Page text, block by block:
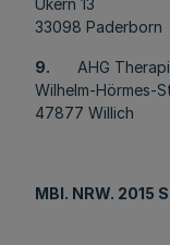
Ükern 13
33098 Paderborn
9.
AHG
Wilhelm-Hörmes-
47877 Willich
MBl. NRW. 2015